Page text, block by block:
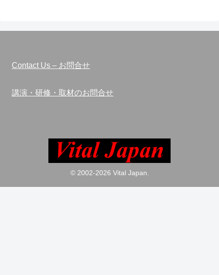
Contact Us – お問合せ
講演・研修・取材のお問合せ
© 2002-2026 Vital Japan.